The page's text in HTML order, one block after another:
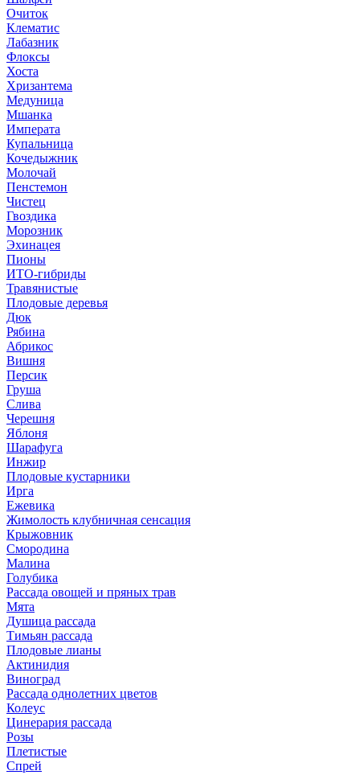
Очиток
Клематис
Лабазник
Флоксы
Хоста
Хризантема
Медуница
Мшанка
Императа
Купальница
Кочедыжник
Молочай
Пенстемон
Чистец
Гвоздика
Морозник
Эхинацея
Пионы
ИТО-гибриды
Травянистые
Плодовые деревья
Дюк
Рябина
Абрикос
Вишня
Персик
Груша
Слива
Черешня
Яблоня
Шарафуга
Инжир
Плодовые кустарники
Ирга
Ежевика
Жимолость клубничная сенсация
Крыжовник
Смородина
Малина
Голубика
Рассада овощей и пряных трав
Мята
Душица рассада
Тимьян рассада
Плодовые лианы
Актинидия
Виноград
Рассада однолетних цветов
Колеус
Цинерария рассада
Розы
Плетистые
Спрей